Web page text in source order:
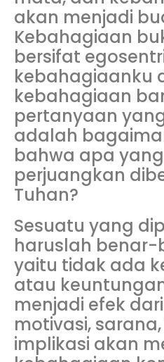
akan menjadi
Kebahagiaan
bersifat
kebahagiaanku
kebahagiaan
pertanyaan
adalah
bahwa apa
perjuangkan
Tuhan?
Sesuatu yang
haruslah benar-
yaitu tidak ada
atau
menjadi efek
motivasi,
implikasi akan